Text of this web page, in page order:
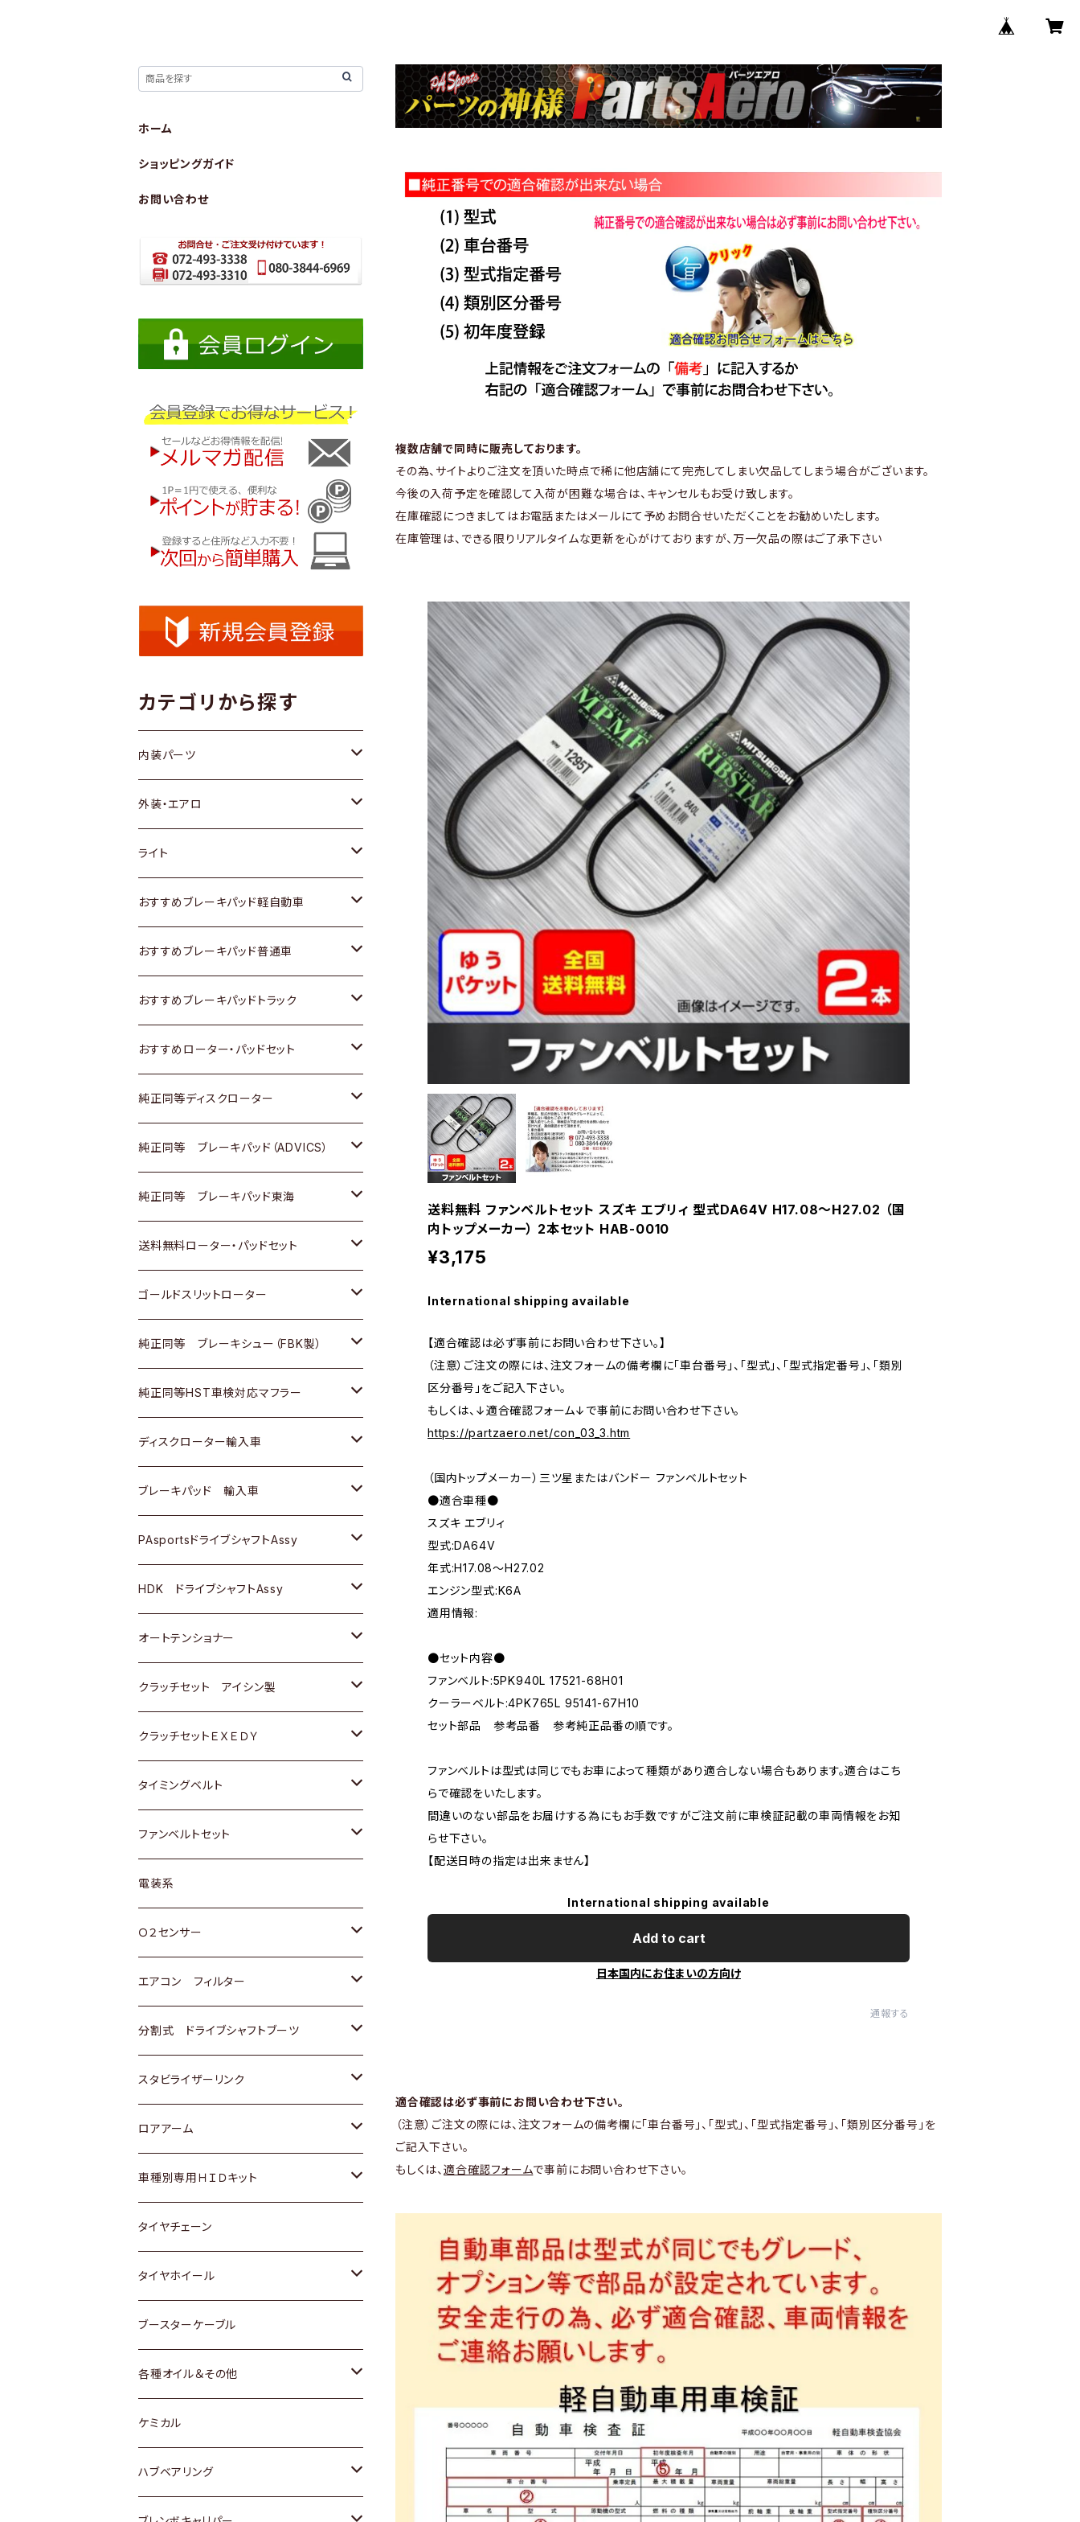
複数店舗で同時に販売しております。
その為、サイトよりご注文を頂いた時点で稀に他店舗にて完売してしまい欠品してしまう場合がございます。
今後の入荷予定を確認して入荷が困難な場合は、キャンセルもお受け致します。
在庫確認につきましてはお電話またはメールにて予めお問合せいただくことをお勧めいたします。
在庫管理は、できる限りリアルタイムな更新を心がけておりますが、万一欠品の際はご了承下さい
送料無料 ファンベルトセット スズキ エブリィ 型式DA64V H17.08～H27.02 （国
内トップメーカー） 2本セット HAB-0010
¥3,175
International shipping available
【適合確認は必ず事前にお問い合わせ下さい。】
（注意）ご注文の際には、注文フォームの備考欄に「車台番号」、「型式」、「型式指定番号」、「類別
区分番号」をご記入下さい。
もしくは、↓適合確認フォーム↓で事前にお問い合わせ下さい。
https://partzaero.net/con_03_3.htm
（国内トップメーカー）三ツ星またはバンドー ファンベルトセット
●適合車種●
スズキ エブリィ
型式:DA64V
年式:H17.08～H27.02
エンジン型式:K6A
適用情報:
●セット内容●
ファンベルト:5PK940L 17521-68H01
クーラーベルト:4PK765L 95141-67H10
セット部品 参考品番 参考純正品番の順です。
ファンベルトは型式は同じでもお車によって種類があり適合しない場合もあります。適合はこち
らで確認をいたします。
間違いのない部品をお届けする為にもお手数ですがご注文前に車検証記載の車両情報をお知
らせ下さい。
【配送日時の指定は出来ません】
International shipping available
Add to cart
日本国内にお住まいの方向け
通報する
適合確認は必ず事前にお問い合わせ下さい。
（注意）ご注文の際には、注文フォームの備考欄に「車台番号」、「型式」、「型式指定番号」、「類別区分番号」を
ご記入下さい。
もしくは、 適合確認フォームで事前にお問い合わせ下さい。
ホーム
ショッピングガイド
お問い合わせ
カテゴリから探す
内装パーツ
トヨタ
ホンダ
スズキ
日産
いすゞ
ダイハツ
マツダ
三菱
スバル
日野
三菱ふそう
ＢＭＷ
外装・エアロ
トヨタ
ホンダ
スズキ
日産
いすゞ
ダイハツ
マツダ
三菱
日野
三菱ふそう
ライト
トヨタ
スズキ
日産
いすゞ
ダイハツ
三菱
日野
三菱ふそう
その他
おすすめブレーキパッド軽自動車
トヨタ
ホンダ
スズキ
日産
ダイハツ
マツダ
三菱
スバル
おすすめブレーキパッド普通車
トヨタ
ホンダ
スズキ
日産
いすゞ
ダイハツ
マツダ
三菱
スバル
おすすめブレーキパッドトラック
トヨタ
日産
いすゞ
ダイハツ
マツダ
三菱
おすすめローター・パッドセット
トヨタ
ホンダ
スズキ
日産
ダイハツ
マツダ
三菱
スバル
純正同等ディスクローター
トヨタ
ホンダ
スズキ
日産
いすゞ
ダイハツ
マツダ
三菱
スバル
ＢＥＮＺ
純正同等 ブレーキパッド（ADVICS）
トヨタ
ホンダ
スズキ
日産
ダイハツ
マツダ
三菱
スバル
純正同等 ブレーキパッド東海
トヨタ
ホンダ
日産
いすゞ
ダイハツ
マツダ
三菱
スバル
送料無料ローター・パッドセット
トヨタ
ホンダ
スズキ
日産
ダイハツ
マツダ
三菱
スバル
ゴールドスリットローター
トヨタ
ホンダ
スズキ
日産
ダイハツ
マツダ
三菱
スバル
純正同等 ブレーキシュー（FBK製）
ホンダ
スズキ
日産
ダイハツ
マツダ
三菱
スバル
純正同等HST車検対応マフラー
トヨタ
ホンダ
スズキ
日産
いすゞ
ダイハツ
マツダ
三菱
スバル
日野
ディスクローター輸入車
ＡＵＤＩ
ＢＥＮＺ
ＢＭＷ
GOLF
ＷＡＧＥＮ
アストロ（シボレー）
クライスラー
ブレーキパッド 輸入車
ＢＥＮＺ
ＢＭＷ
ＷＡＧＥＮ
ＶＯＬＶＯ
PAsportsドライブシャフトAssy
トヨタ
ホンダ
スズキ
日産
ダイハツ
マツダ
三菱
スバル
HDK ドライブシャフトAssy
スズキ
ダイハツ
日産
ホンダ
マツダ
オートテンショナー
トヨタ
クラッチセット アイシン製
ホンダ
スズキ
ダイハツ
マツダ
三菱
スバル
クラッチセットＥＸＥＤＹ
ホンダ
スズキ
日産
ダイハツ
マツダ
三菱
スバル
タイミングベルト
トヨタ
スズキ
ダイハツ
三菱
スバル
ファンベルトセット
トヨタ
ホンダ
スズキ
日産
いすゞ
ダイハツ
マツダ
三菱
スバル
レクサス
電装系
Ｏ２センサー
トヨタ
ホンダ
スズキ
日産
ダイハツ
マツダ
三菱
スバル
エアコン フィルター
トヨタ
ホンダ
スズキ
日産
いすゞ
ダイハツ
マツダ
三菱
スバル
分割式 ドライブシャフトブーツ
トヨタ
ホンダ
スズキ
日産
ダイハツ
スバル
スタビライザーリンク
トヨタ
ホンダ
スズキ
日産
ダイハツ
マツダ
ロアアーム
ホンダ
スズキ
日産
ダイハツ
マツダ
スバル
車種別専用ＨＩＤキット
トヨタ
マツダ
タイヤチェーン
タイヤホイール
トヨタ
ホンダ
スズキ
日産
ブースターケーブル
各種オイル＆その他
ディーデル洗浄添加剤
ケミカル
ハブベアリング